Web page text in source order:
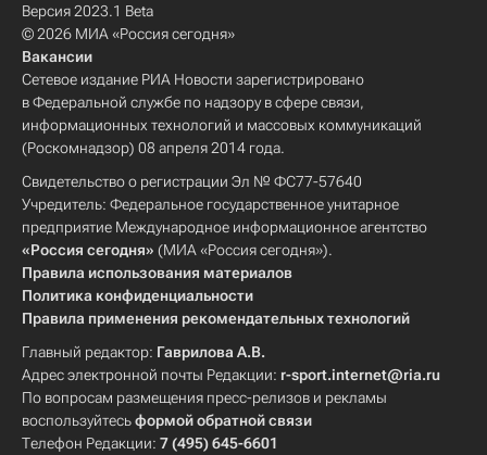
Версия 2023.1 Beta
© 2026 МИА «Россия сегодня»
Вакансии
Сетевое издание РИА Новости зарегистрировано
в Федеральной службе по надзору в сфере связи,
информационных технологий и массовых коммуникаций
(Роскомнадзор) 08 апреля 2014 года.
Свидетельство о регистрации Эл № ФС77-57640
Учредитель: Федеральное государственное унитарное
предприятие Международное информационное агентство
«Россия сегодня» (МИА «Россия сегодня»).
Правила использования материалов
Политика конфиденциальности
Правила применения рекомендательных технологий
Главный редактор: Гаврилова А.В.
Адрес электронной почты Редакции: r-sport.internet@ria.ru
По вопросам размещения пресс-релизов и рекламы
воспользуйтесьформой обратной связи
Телефон Редакции: 7 (495) 645-6601